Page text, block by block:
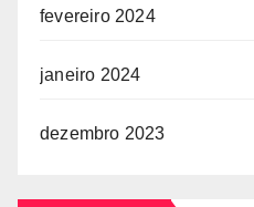
fevereiro 2024
janeiro 2024
dezembro 2023